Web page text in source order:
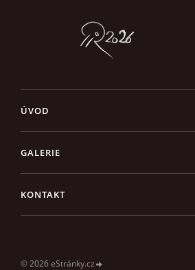
ÚVOD
GALERIE
KONTAKT
© 2026 eStránky.cz